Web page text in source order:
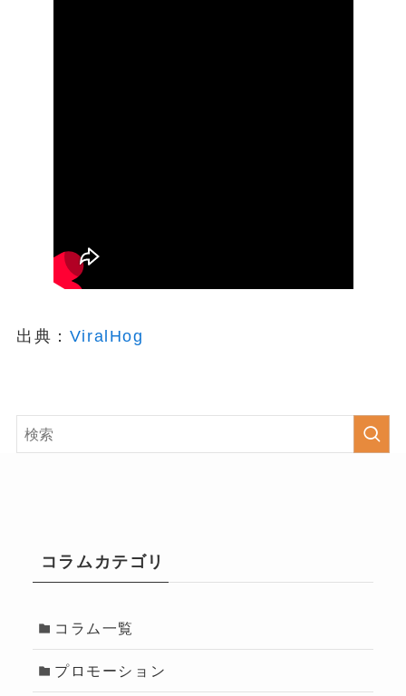
出典： ViralHog
コラムカテゴリ
コラム一覧
プロモーション